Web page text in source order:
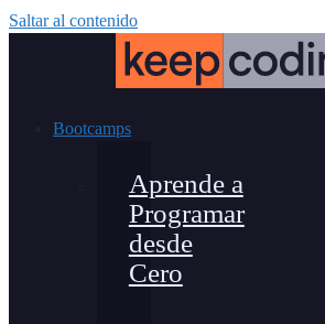
Saltar al contenido
Bootcamps
Aprende a
Programar
desde
Cero